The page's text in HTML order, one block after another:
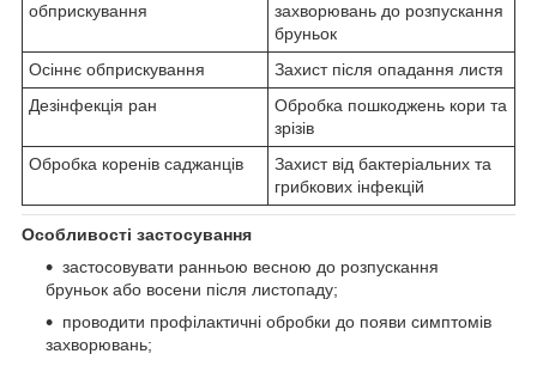
обприскування
захворювань до розпускання
бруньок
Осіннє обприскування
Захист після опадання листя
Дезінфекція ран
Обробка пошкоджень кори та
зрізів
Обробка коренів саджанців
Захист від бактеріальних та
грибкових інфекцій
Особливості застосування
застосовувати ранньою весною до розпускання
бруньок або восени після листопаду;
проводити профілактичні обробки до появи симптомів
захворювань;